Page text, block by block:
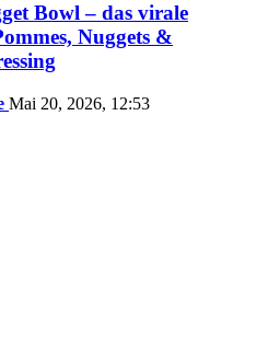
Bowl – das virale
Nuggets &
Mai 20, 2026, 12:53